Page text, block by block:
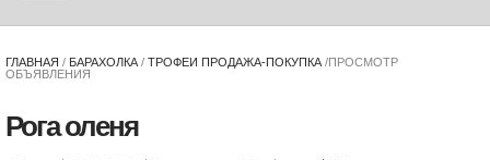
ГЛАВНАЯ / БАРАХОЛКА / ТРОФЕИ ПРОДАЖА-ПОКУПКА /ПРОСМОТР
ОБЪЯВЛЕНИЯ
Рога оленя